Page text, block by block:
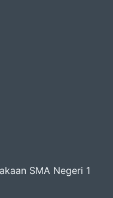
SMA Negeri 1